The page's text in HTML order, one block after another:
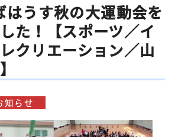
うす秋の大運動会を
た！【スポーツ／イ
クリエーション／山
知らせ